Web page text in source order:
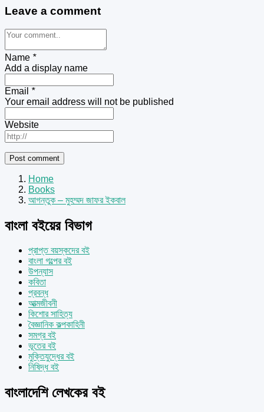
Leave a comment
Name *
Add a display name
Email *
Your email address will not be published
Website
Home
Books
আগন্তুক – মুহম্মদ জাফর ইকবাল
বাংলা বইয়ের বিভাগ
প্রাপ্ত বয়স্কদের বই
বাংলা গল্পের বই
উপন্যাস
কবিতা
প্রবন্ধ
আত্মজীবনী
কিশোর সাহিত্য
বৈজ্ঞানিক কল্পকাহিনী
সমগ্র বই
ভূতের বই
মুক্তিযুদ্ধের বই
নিষিদ্ধ বই
বাংলাদেশি লেখকের বই